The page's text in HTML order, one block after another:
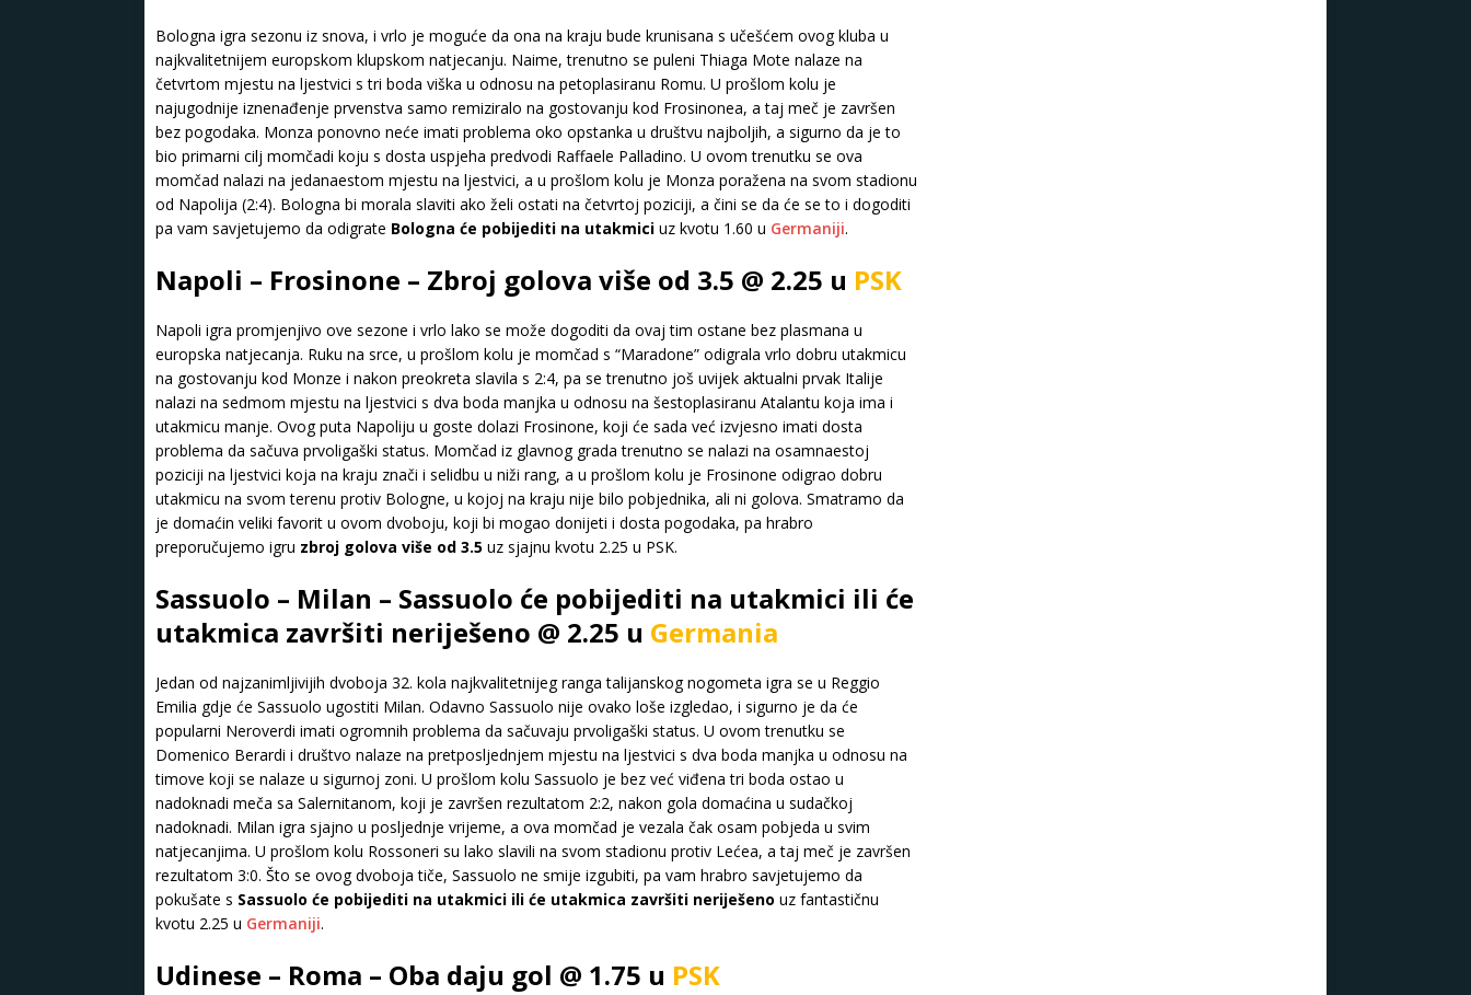
Bologna igra sezonu iz snova, i vrlo je moguće da ona na kraju bude krunisana s učešćem ovog kluba u
najkvalitetnijem europskom klupskom natjecanju. Naime, trenutno se puleni Thiaga Mote nalaze na
četvrtom mjestu na ljestvici s tri boda viška u odnosu na petoplasiranu Romu. U prošlom kolu je
najugodnije iznenađenje prvenstva samo remiziralo na gostovanju kod Frosinonea, a taj meč je završen
bez pogodaka. Monza ponovno neće imati problema oko opstanka u društvu najboljih, a sigurno da je to
bio primarni cilj momčadi koju s dosta uspjeha predvodi Raffaele Palladino. U ovom trenutku se ova
momčad nalazi na jedanaestom mjestu na ljestvici, a u prošlom kolu je Monza poražena na svom stadionu
od Napolija (2:4). Bologna bi morala slaviti ako želi ostati na četvrtoj poziciji, a čini se da će se to i dogoditi
pa vam savjetujemo da odigrate Bologna će pobijediti na utakmici uz kvotu 1.60 u Germaniji.
Napoli – Frosinone – Zbroj golova više od 3.5 @ 2.25 u PSK
Napoli igra promjenjivo ove sezone i vrlo lako se može dogoditi da ovaj tim ostane bez plasmana u
europska natjecanja. Ruku na srce, u prošlom kolu je momčad s “Maradone” odigrala vrlo dobru utakmicu
na gostovanju kod Monze i nakon preokreta slavila s 2:4, pa se trenutno još uvijek aktualni prvak Italije
nalazi na sedmom mjestu na ljestvici s dva boda manjka u odnosu na šestoplasiranu Atalantu koja ima i
utakmicu manje. Ovog puta Napoliju u goste dolazi Frosinone, koji će sada već izvjesno imati dosta
problema da sačuva prvoligaški status. Momčad iz glavnog grada trenutno se nalazi na osamnaestoj
poziciji na ljestvici koja na kraju znači i selidbu u niži rang, a u prošlom kolu je Frosinone odigrao dobru
utakmicu na svom terenu protiv Bologne, u kojoj na kraju nije bilo pobjednika, ali ni golova. Smatramo da
je domaćin veliki favorit u ovom dvoboju, koji bi mogao donijeti i dosta pogodaka, pa hrabro
preporučujemo igru zbroj golova više od 3.5 uz sjajnu kvotu 2.25 u PSK.
Sassuolo – Milan – Sassuolo će pobijediti na utakmici ili će
utakmica završiti neriješeno @ 2.25 u Germania
Jedan od najzanimljivijih dvoboja 32. kola najkvalitetnijeg ranga talijanskog nogometa igra se u Reggio
Emilia gdje će Sassuolo ugostiti Milan. Odavno Sassuolo nije ovako loše izgledao, i sigurno je da će
popularni Neroverdi imati ogromnih problema da sačuvaju prvoligaški status. U ovom trenutku se
Domenico Berardi i društvo nalaze na pretposljednjem mjestu na ljestvici s dva boda manjka u odnosu na
timove koji se nalaze u sigurnoj zoni. U prošlom kolu Sassuolo je bez već viđena tri boda ostao u
nadoknadi meča sa Salernitanom, koji je završen rezultatom 2:2, nakon gola domaćina u sudačkoj
nadoknadi. Milan igra sjajno u posljednje vrijeme, a ova momčad je vezala čak osam pobjeda u svim
natjecanjima. U prošlom kolu Rossoneri su lako slavili na svom stadionu protiv Lećea, a taj meč je završen
rezultatom 3:0. Što se ovog dvoboja tiče, Sassuolo ne smije izgubiti, pa vam hrabro savjetujemo da
pokušate s Sassuolo će pobijediti na utakmici ili će utakmica završiti neriješeno uz fantastičnu
kvotu 2.25 u Germaniji.
Udinese – Roma – Oba daju gol @ 1.75 u PSK